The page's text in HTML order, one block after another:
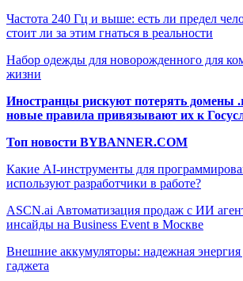
Частота 240 Гц и выше: есть ли предел
стоит ли за этим гнаться в реальности
Набор одежды для новорожденного для
жизни
Иностранцы рискуют потерять домены
новые правила привязывают их к
Топ новости BYBANNER.COM
Какие AI-инструменты для
используют разработчики в работе?
ASCN.ai Автоматизация продаж с ИИ
инсайды на Business Event в Москве
Внешние аккумуляторы: надежная энергия
гаджета